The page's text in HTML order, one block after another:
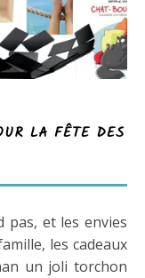
LA FÊTE DES
les cadeaux
un joli torchon